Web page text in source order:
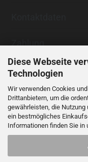
Diese Webseite
Technologien
Wir verwenden Cookies
Drittanbietern, um die
gewährleisten, die
ein bestmögliches
Informationen finden Sie in
Zahlung